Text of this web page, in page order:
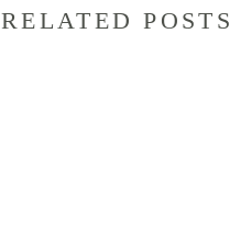
RELATED POSTS